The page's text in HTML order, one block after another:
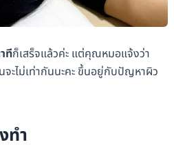
ทีก็เสร็จแล้วค่ะ แต่คุณหมอแจ้งว่า
จะไม่เท่ากันนะคะ ขึ้นอยู่กับปัญหาผิว
ทำ